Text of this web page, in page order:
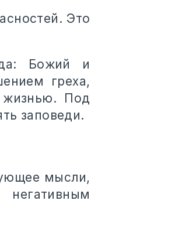
Это
Божий и
греха,
жизнью. Под
заповеди.
мысли,